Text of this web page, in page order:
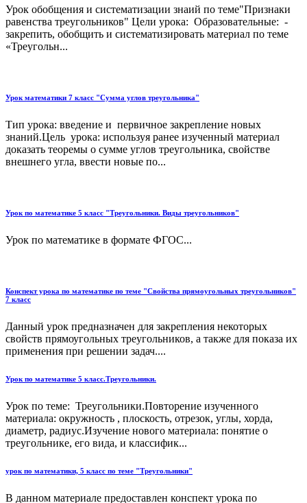
Урок обобщения и систематизации знаий по теме"Признаки
равенства треугольников" Цели урока: Образовательные: -
закрепить, обобщить и систематизировать материал по теме
«Треугольн...
Урок математики 7 класс "Сумма углов треугольника"
Тип урока: введение и первичное закрепление новых
знаний.Цель урока: используя ранее изученный материал
доказать теоремы о сумме углов треугольника, свойстве
внешнего угла, ввести новые по...
Урок по математике 5 класс "Треугольники. Виды треугольников"
Урок по математике в формате ФГОС...
Конспект урока по математике по теме "Свойства прямоугольных треугольников"
7 класс
Данный урок предназначен для закрепления некоторых
свойств прямоугольных треугольников, а также для показа их
применения при решении задач....
Урок по математике 5 класс.Треугольники.
Урок по теме: Треугольники.Повторение изученного
материала: окружность , плоскость, отрезок, углы, хорда,
диаметр, радиус.Изучение нового материала: понятие о
треугольнике, его вида, и классифик...
урок по математики, 5 класс по теме "Треугольники"
В данном материале предоставлен конспект урока по